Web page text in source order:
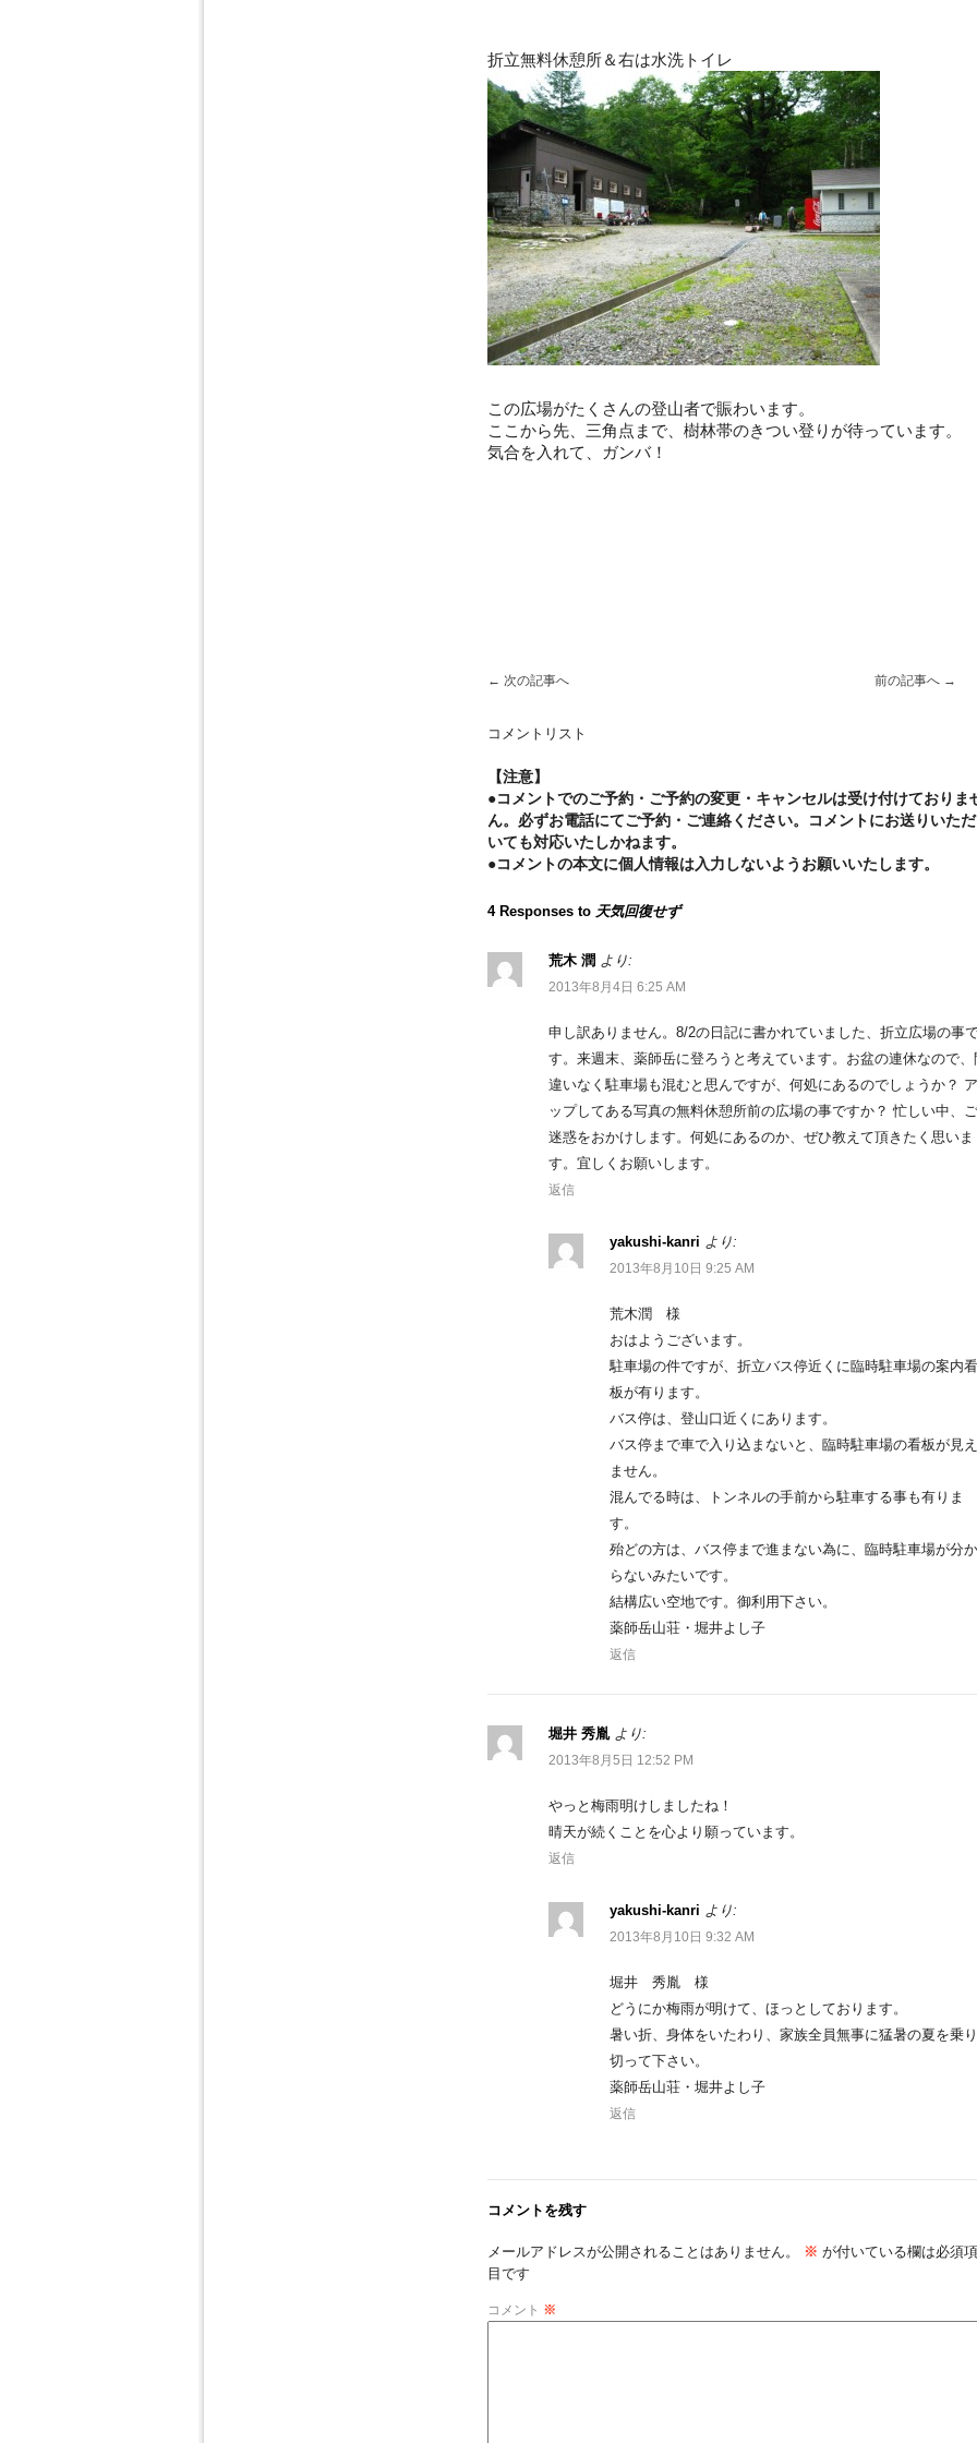
折立無料休憩所＆右は水洗トイレ
この広場がたくさんの登山者で賑わいます。
ここから先、三角点まで、樹林帯のきつい登りが待っています。
気合を入れて、ガンバ！
前の記事へ →
← 次の記事へ
コメントリスト
【注意】
●コメントでのご予約・ご予約の変更・キャンセルは受け付けておりま
ん。必ずお電話にてご予約・ご連絡ください。コメントにお送りいただ
いても対応いたしかねます。
●コメントの本文に個人情報は入力しないようお願いいたします。
4 Responses to 天気回復せず
荒木 潤 より:
2013年8月4日 6:25 AM
申し訳ありません。8/2の日記に書かれていました、折立広場の事
す。来週末、薬師岳に登ろうと考えています。お盆の連休なので、
違いなく駐車場も混むと思んですが、何処にあるのでしょうか？ ア
ップしてある写真の無料休憩所前の広場の事ですか？ 忙しい中、ご
迷惑をおかけします。何処にあるのか、ぜひ教えて頂きたく思いま
す。宜しくお願いします。
返信
yakushi-kanri より:
2013年8月10日 9:25 AM
荒木潤 様
おはようございます。
駐車場の件ですが、折立バス停近くに臨時駐車場の案内看
板が有ります。
バス停は、登山口近くにあります。
バス停まで車で入り込まないと、臨時駐車場の看板が見え
ません。
混んでる時は、トンネルの手前から駐車する事も有りま
す。
殆どの方は、バス停まで進まない為に、臨時駐車場が分か
らないみたいです。
結構広い空地です。御利用下さい。
薬師岳山荘・堀井よし子
返信
堀井 秀胤 より:
2013年8月5日 12:52 PM
やっと梅雨明けしましたね！
晴天が続くことを心より願っています。
返信
yakushi-kanri より:
2013年8月10日 9:32 AM
堀井 秀胤 様
どうにか梅雨が明けて、ほっとしております。
暑い折、身体をいたわり、家族全員無事に猛暑の夏を乗り
切って下さい。
薬師岳山荘・堀井よし子
返信
コメントを残す
メールアドレスが公開されることはありません。 ※ が付いている欄は必須項
目です
コメント ※